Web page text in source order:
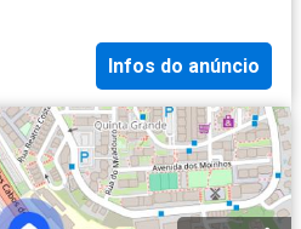
Infos do anúncio